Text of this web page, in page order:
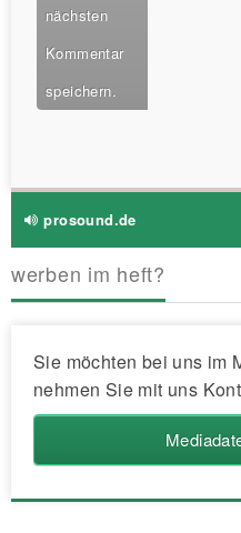
nächsten
Kommentar
speichern.
prosound.de
werben im heft?
Sie möchten bei uns im
nehmen Sie mit uns